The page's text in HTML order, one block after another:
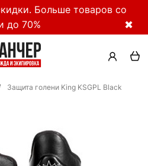
Больше товаров со
до 70%
✖
Защита голени King KSGPL Black